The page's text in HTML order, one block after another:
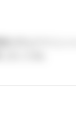
の方もテクニシ